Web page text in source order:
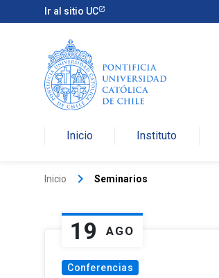
Ir al sitio UC
Inicio Instituto
Inicio keyboard_arrow_right Seminarios
19 AGO
Conferencias